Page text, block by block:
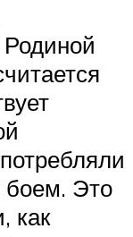
Родиной
боем. Это
как